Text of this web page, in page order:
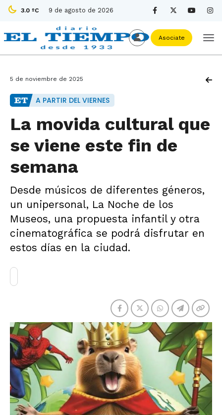
3.0 ºC 9 de agosto de 2026
Asociate
5 de noviembre de 2025
A PARTIR DEL VIERNES
La movida cultural que
se viene este fin de
semana
Desde músicos de diferentes géneros,
un unipersonal, La Noche de los
Museos, una propuesta infantil y otra
cinematográfica se podrá disfrutar en
estos días en la ciudad.